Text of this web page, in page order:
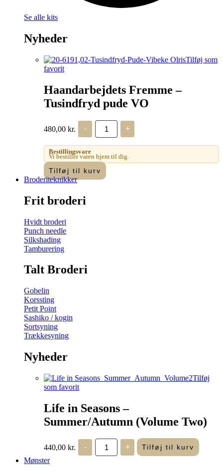
Se alle kits
Nyheder
Tilføj som
favorit
Haandarbejdets Fremme –
Tusindfryd pude VO
480,00 kr. -
Haandarbejdets
Fremme
-
Tusindfryd
pude
VO
antal
+
Bestillingsvare
Vi bestiller varen hjem til dig.
Tilføj til kurv
Broderiteknikker
Frit broderi
Hvidt broderi
Punch needle
Silkshading
Tamburering
Talt Broderi
Gobelin
Korssting
Petit Point
Sashiko / kogin
Sortsyning
Trækkesyning
Nyheder
Tilføj
som favorit
Life in Seasons –
Summer/Autumn (Volume Two)
440,00 kr. -
Life
Seasons
+ Tilføj til kurv
Mønster